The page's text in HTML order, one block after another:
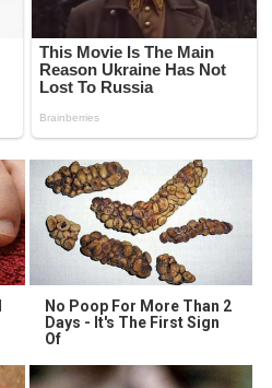
No Poop For More Than 2
Days - It's The First Sign
Of